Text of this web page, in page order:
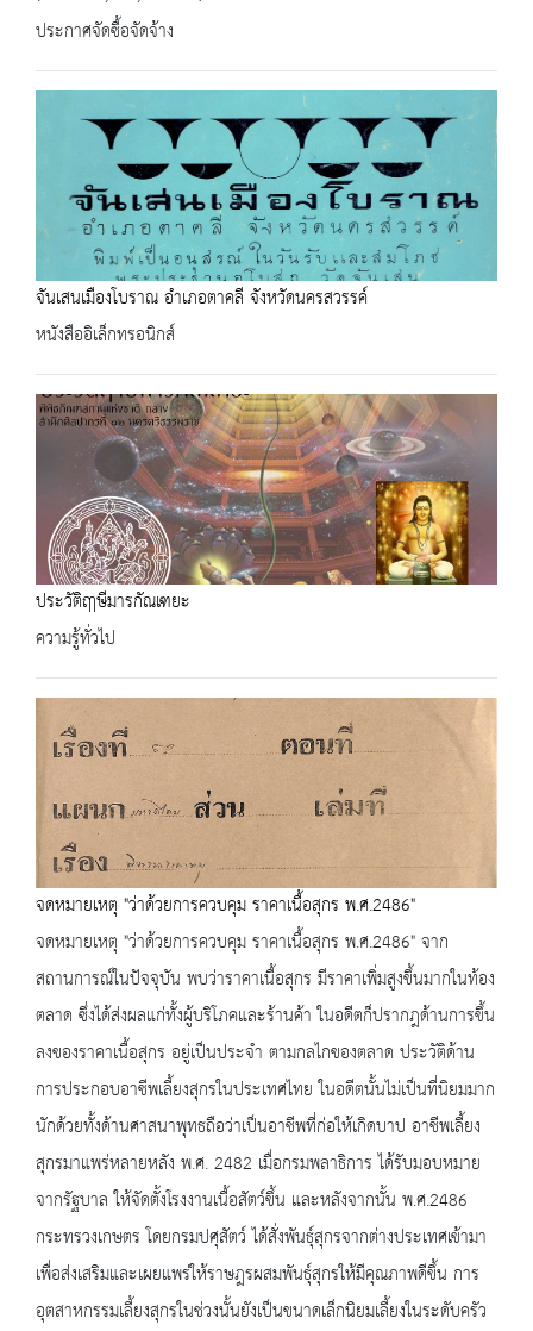
ประกาศจัดซื้อจัดจ้าง
จันเสนเมืองโบราณ อำเภอตาคลี จังหวัดนครสวรรค์
หนังสืออิเล็กทรอนิกส์
ประวัติฤาษีมารกัณเฑยะ
ความรู้ทั่วไป
จดหมายเหตุ "ว่าด้วยการควบคุม ราคาเนื้อสุกร พ.ศ.2486"
จดหมายเหตุ "ว่าด้วยการควบคุม ราคาเนื้อสุกร พ.ศ.2486" จาก
สถานการณ์ในปัจจุบัน พบว่าราคาเนื้อสุกร มีราคาเพิ่มสูงขึ้นมากในท้อง
ตลาด ซึ่งได้ส่งผลแก่ทั้งผู้บริโภคและร้านค้า ในอดีตก็ปรากฎด้านการขึ้น
ลงของราคาเนื้อสุกร อยู่เป็นประจำ ตามกลไกของตลาด ประวัติด้าน
การประกอบอาชีพเลี้ยงสุกรในประเทศไทย ในอดีตนั้นไม่เป็นที่นิยมมาก
นักด้วยทั้งด้านศาสนาพุทธถือว่าเป็นอาชีพที่ก่อให้เกิดบาป อาชีพเลี้ยง
สุกรมาแพร่หลายหลัง พ.ศ. 2482 เมื่อกรมพลาธิการ ได้รับมอบหมาย
จากรัฐบาล ให้จัดตั้งโรงงานเนื้อสัตว์ขึ้น และหลังจากนั้น พ.ศ.2486
กระทรวงเกษตร โดยกรมปศุสัตว์ ได้สั่งพันธุ์สุกรจากต่างประเทศเข้ามา
เพื่อส่งเสริมและเผยแพร่ให้ราษฎรผสมพันธุ์สุกรให้มีคุณภาพดีขึ้น การ
อุตสาหกรรมเลี้ยงสุกรในช่วงนั้นยังเป็นขนาดเล็กนิยมเลี้ยงในระดับครัว